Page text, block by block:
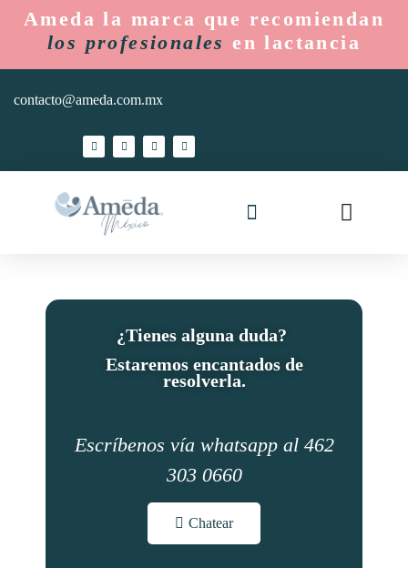
Ameda la marca que recomiendan
los profesionales en lactancia
contacto@ameda.com.mx
¿Tienes alguna duda?
Estaremos encantados de
resolverla.
Escríbenos vía whatsapp al 462
303 0660
Chatear